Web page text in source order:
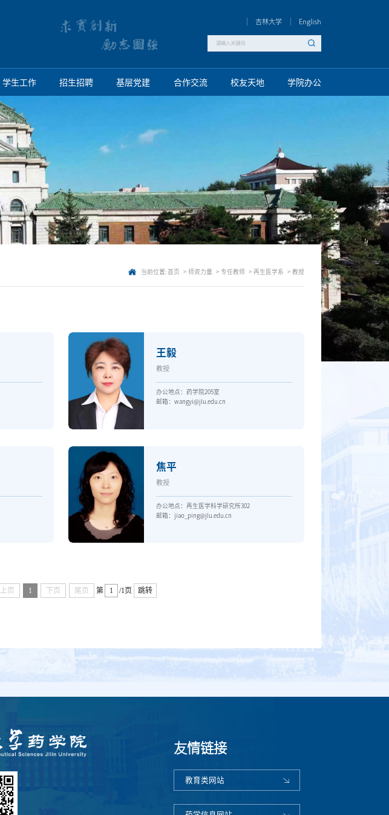
吉林大学 English
学生工作 招生招聘 基层党建 合作交流 校友天地 学院办公
当前位置: 首页 师资力量 专任教师 再生医学系 教授
王毅
教授
办公地点：药学院205室
邮箱：wangyi@jlu.edu.cn
焦平
教授
办公地点：再生医学科学研究所302
邮箱：jiao_ping@jlu.edu.cn
上页 1 下页 尾页 第 /1页 跳转
友情链接
教育类网站